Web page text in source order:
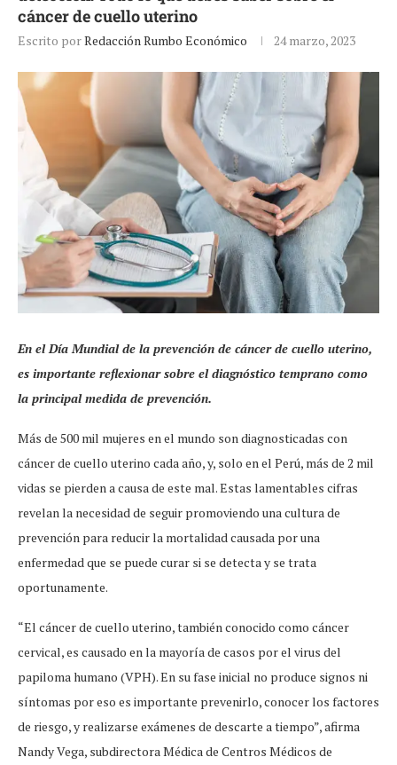
cáncer de cuello uterino
Escrito porRedacción Rumbo Económico 24 marzo, 2023
En el Día Mundial de la prevención de cáncer de cuello uterino,
es importante reflexionar sobre el diagnóstico temprano como
la principal medida de prevención.
Más de 500 mil mujeres en el mundo son diagnosticadas con
cáncer de cuello uterino cada año, y, solo en el Perú, más de 2 mil
vidas se pierden a causa de este mal. Estas lamentables cifras
revelan la necesidad de seguir promoviendo una cultura de
prevención para reducir la mortalidad causada por una
enfermedad que se puede curar si se detecta y se trata
oportunamente.
“El cáncer de cuello uterino, también conocido como cáncer
cervical, es causado en la mayoría de casos por el virus del
papiloma humano (VPH). En su fase inicial no produce signos ni
síntomas por eso es importante prevenirlo, conocer los factores
de riesgo, y realizarse exámenes de descarte a tiempo”, afirma
Nandy Vega, subdirectora Médica de Centros Médicos de